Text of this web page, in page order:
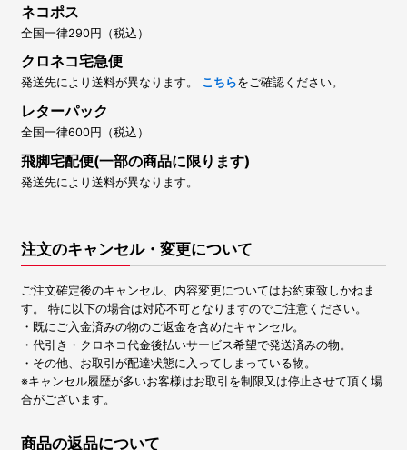
ネコポス
全国一律290円（税込）
クロネコ宅急便
発送先により送料が異なります。 こちらをご確認ください。
レターパック
全国一律600円（税込）
飛脚宅配便(一部の商品に限ります)
発送先により送料が異なります。
注文のキャンセル・変更について
ご注文確定後のキャンセル、内容変更についてはお約束致しかねま
す。 特に以下の場合は対応不可となりますのでご注意ください。
・既にご入金済みの物のご返金を含めたキャンセル。
・代引き・クロネコ代金後払いサービス希望で発送済みの物。
・その他、お取引が配達状態に入ってしまっている物。
※キャンセル履歴が多いお客様はお取引を制限又は停止させて頂く場
合がございます。
商品の返品について